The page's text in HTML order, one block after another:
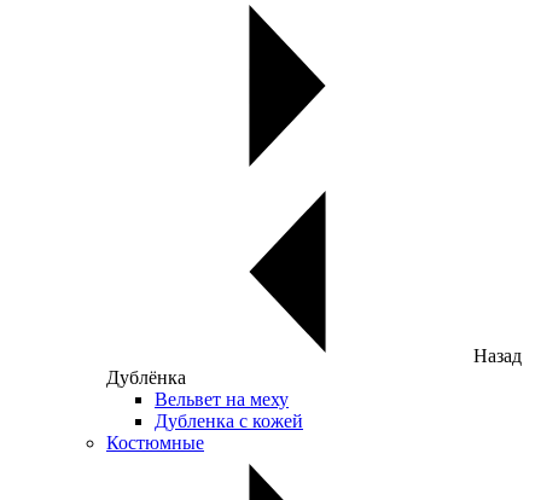
Назад
Дублёнка
Вельвет на меху
Дубленка с кожей
Костюмные